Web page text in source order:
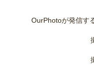
OurPhotoが発信す